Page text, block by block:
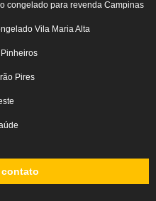
congelado para revenda Campinas
Vila Maria Alta
Pires
contato